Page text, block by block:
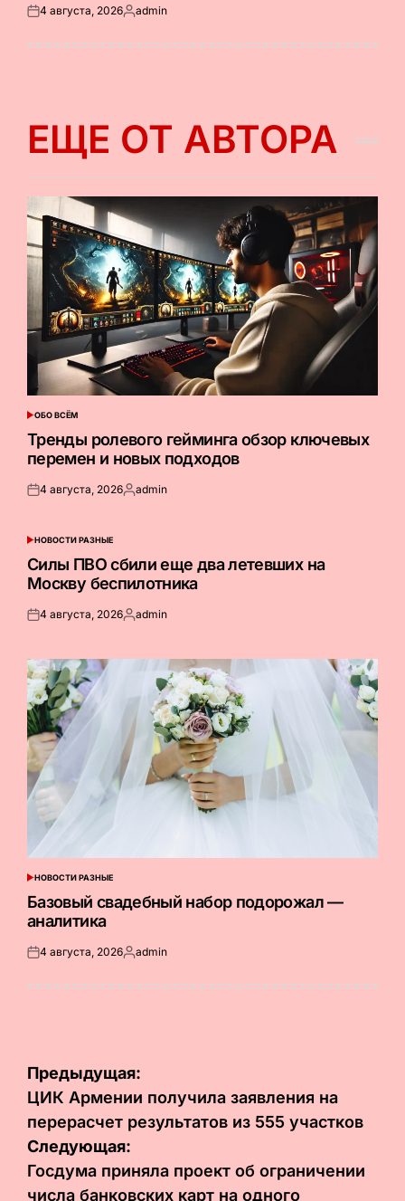
Опубликовано
4 августа, 2026Запись
admin
ЕЩЕ ОТ АВТОРА
ОПУБЛИКОВАНО
В
ОБО ВСЁМ
Тренды ролевого гейминга обзор ключевых
перемен и новых подходов
Опубликовано
4 августа, 2026Запись
admin
ОПУБЛИКОВАНО
НОВОСТИ РАЗНЫЕ
Силы ПВО сбили еще два летевших на
Москву беспилотника
Опубликовано
4 августа, 2026Запись
admin
ОПУБЛИКОВАНО
В
НОВОСТИ РАЗНЫЕ
Базовый свадебный набор подорожал —
аналитика
Опубликовано
4 августа, 2026Запись
admin
Навигация
по
записям
Предыдущая:
ЦИК Армении получила заявления на
перерасчет результатов из 555 участков
Следующая:
Госдума приняла проект об ограничении
числа банковских карт на одного